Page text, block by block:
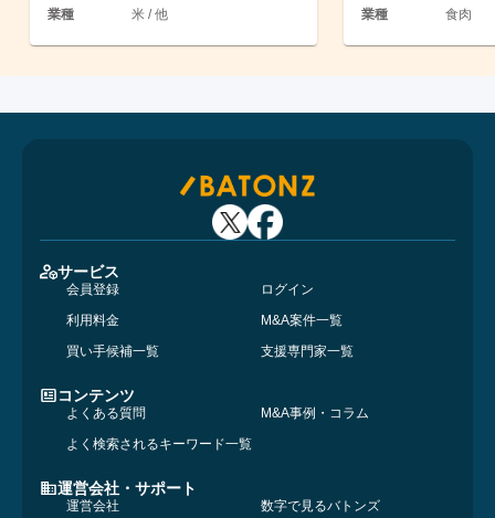
業種
米 / 他
業種
食肉
サービス
会員登録
ログイン
利用料金
M&A案件一覧
買い手候補一覧
支援専門家一覧
コンテンツ
よくある質問
M&A事例・コラム
よく検索されるキーワード一覧
運営会社・サポート
運営会社
数字で見るバトンズ